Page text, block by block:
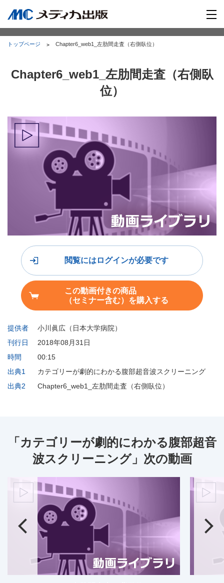
トップページ Chapter6_web1_左肋間走査（右側臥位）
Chapter6_web1_左肋間走査（右側臥
位）
提供者
小川眞広（日本大学病院）
刊行日
2018年08月31日
時間
00:15
出典1
カテゴリーが劇的にわかる腹部超音波スクリーニング
出典2
Chapter6_web1_左肋間走査（右側臥位）
閲覧にはログインが必要です
この動画付きの商品
（セミナー含む）を購入する
「カテゴリーが劇的にわかる腹部超音
波スクリーニング」次の動画